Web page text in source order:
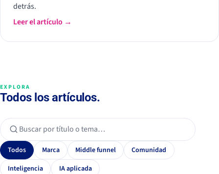
detrás.
Leer el artículo →
EXPLORA
Todos los artículos.
Todos Marca Middle funnel
Comunidad
Inteligencia
IA aplicada